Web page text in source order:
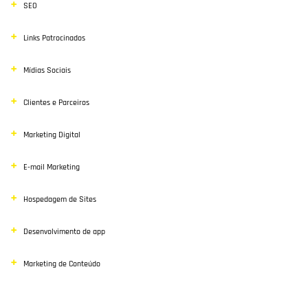
SEO
Links Patrocinados
Mídias Sociais
Clientes e Parceiros
Marketing Digital
E-mail Marketing
Hospedagem de Sites
Desenvolvimento de app
Marketing de Conteúdo